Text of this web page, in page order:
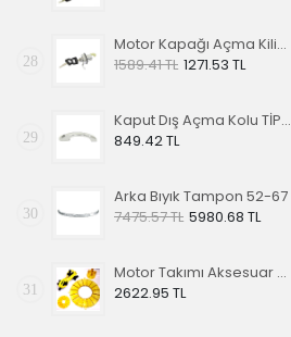
28
Motor Kapağı Açma Kilidi 67-71
1589.41 TL 1271.53 TL
29
Kaput Dış Açma Kolu TİP 1 68-79
849.42 TL
30
Arka Bıyık Tampon 52-67
7475.57 TL 5980.68 TL
31
Motor Takımı Aksesuar Kiti Sarı
2622.95 TL